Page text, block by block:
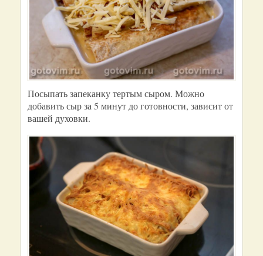
Посыпать запеканку тертым сыром. Можно
добавить сыр за 5 минут до готовности, зависит от
вашей духовки.